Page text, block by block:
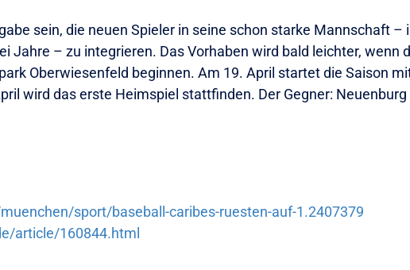
sein, die neuen Spieler in seine schon starke Mannschaft –
Jahre – zu integrieren. Das Vorhaben wird bald leichter, wenn
Oberwiesenfeld beginnen. Am 19. April startet die Saison
wird das erste Heimspiel stattfinden. Der Gegner:
sport/baseball-caribes-ruesten-auf-1.2407379
article/160844.html